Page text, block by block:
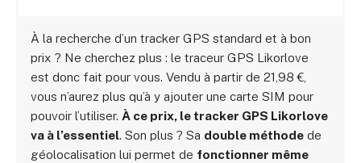
À la recherche d’un tracker GPS standard et à bon
prix ? Ne cherchez plus : le traceur GPS Likorlove
est donc fait pour vous. Vendu à partir de 21,98 €,
vous n’aurez plus qu’à y ajouter une carte SIM pour
pouvoir l’utiliser. À ce prix, le tracker GPS Likorlove
va à l’essentiel. Son plus ? Sa double méthode de
géolocalisation lui permet de fonctionner même